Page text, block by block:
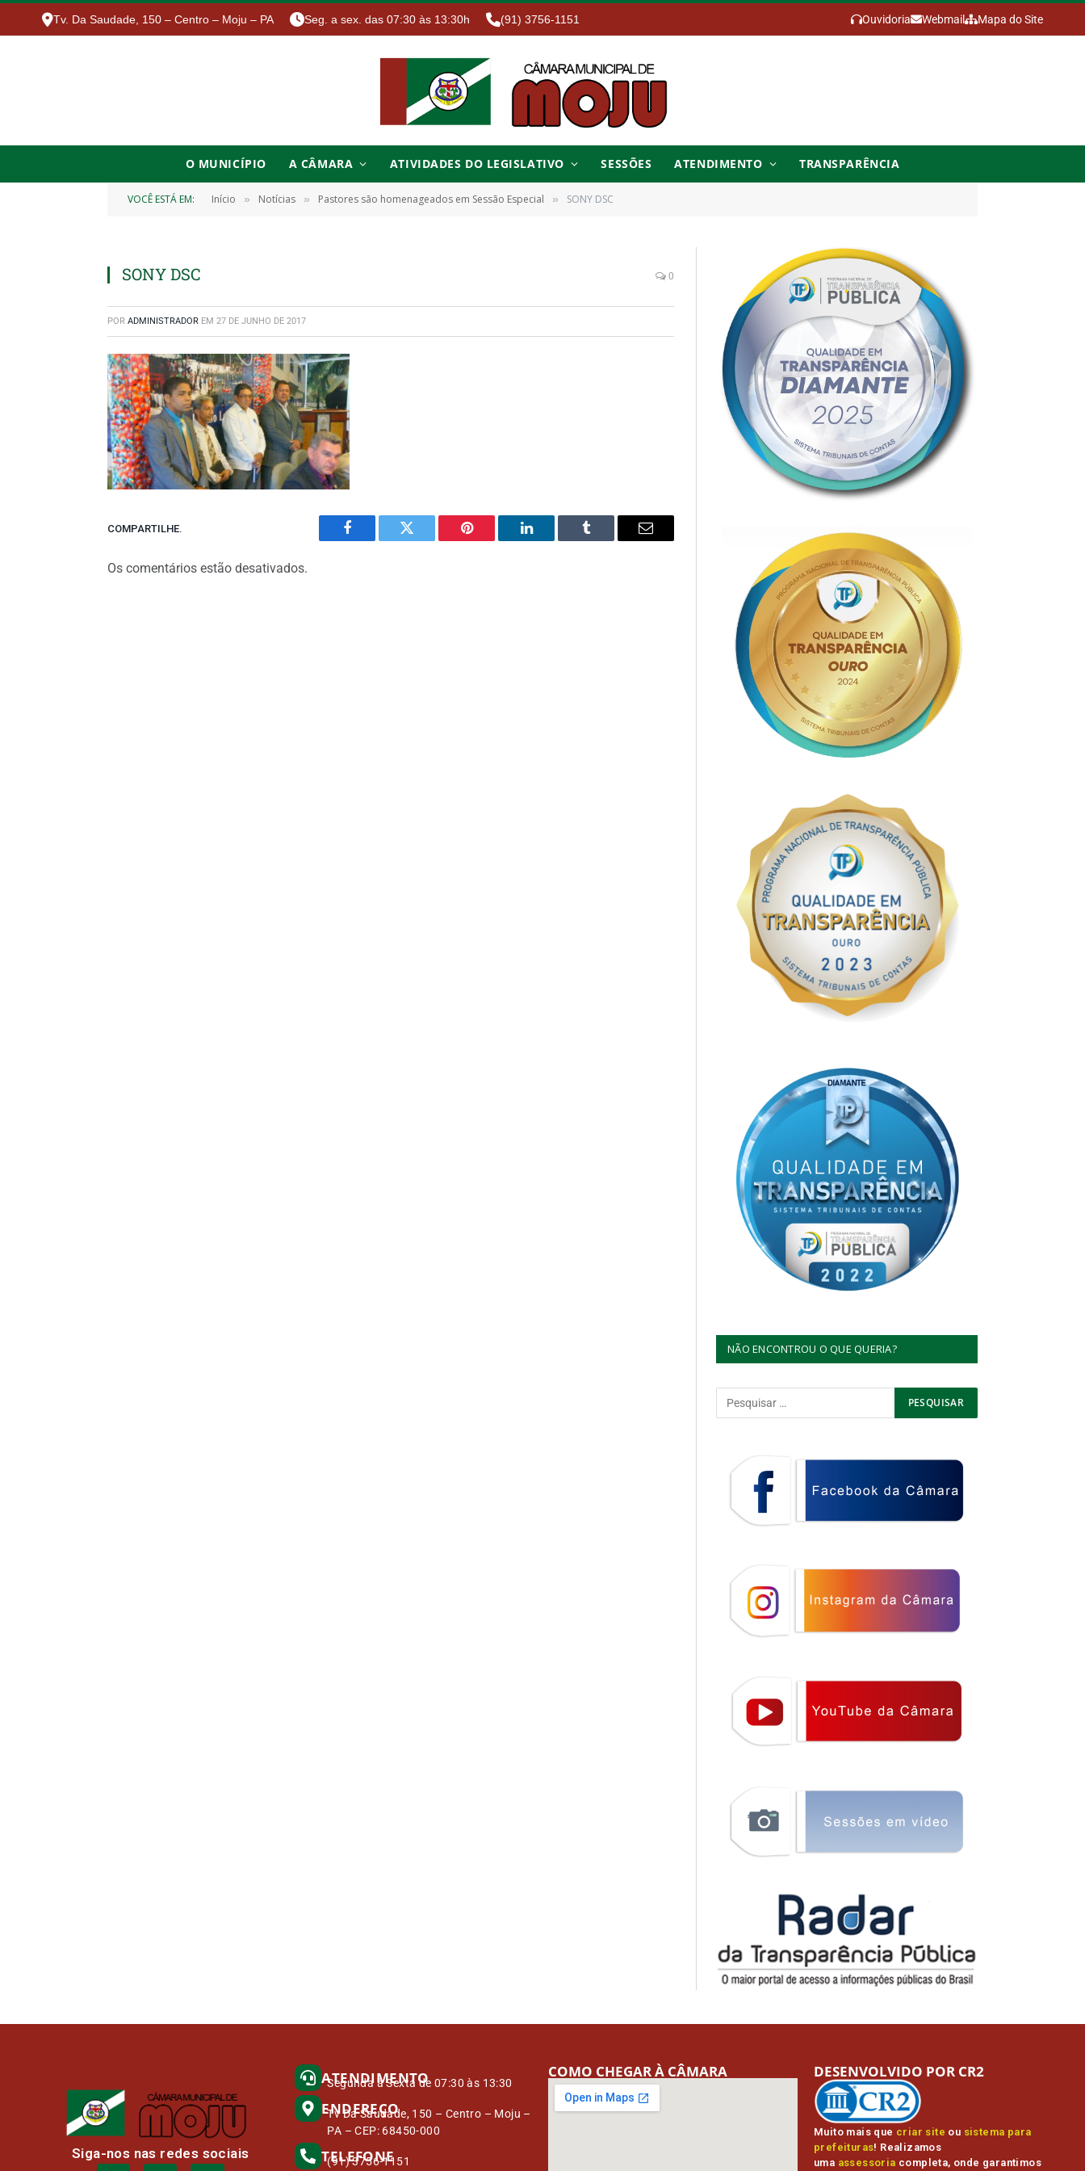
Tv. Da Saudade, 150 – Centro – Moju – PA Seg. a sex. das 07:30 às 13:30h (91) 3756-1151 Ouvidoria Webmail Mapa do Site
O MUNICÍPIO A CÂMARA ATIVIDADES DO LEGISLATIVO SESSÕES ATENDIMENTO TRANSPARÊNCIA
VOCÊ ESTÁ EM: Início » Notícias » Pastores são homenageados em Sessão Especial » SONY DSC
SONY DSC 0
POR ADMINISTRADOR EM 27 DE JUNHO DE 2017
COMPARTILHE.
Facebook Twitter Pinterest
O
Tumblr
E-
Os comentários estão desativados.
NÃO ENCONTROU O QUE QUERIA?
Siga-nos nas redes sociais
ATENDIMENTO
Segunda à Sexta de 07:30 às 13:30
ENDEREÇO
Tv Da Saudade, 150 – Centro – Moju –
PA – CEP: 68450-000
TELEFONE
(91) 3756-1151
COMO CHEGAR À CÂMARA
Muito mais que criar site ou sistema para
prefeituras! Realizamos
uma assessoria completa, onde garantimos
DESENVOLVIDO POR CR2